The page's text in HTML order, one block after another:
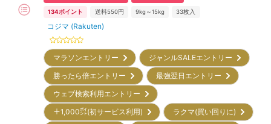
134ポイント 送料550円 9kg～15kg 33枚入
コジマ (Rakuten)
マラソンエントリー
ジャンルSALEエントリー
勝ったら倍エントリー
最強翌日エントリー
ウェブ検索利用エントリー
＋1,000㌽(初サービス利用)
ラクマ(買い回りに)